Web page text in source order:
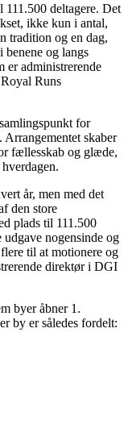
deltagere. Det
ikke kun i antal,
tradition og en dag,
og langs
er administrerende
Runs
for
Arrangementet skaber
fællesskab og glæde,
år, men med det
den store
plads til 111.500
nogensinde og
til at motionere og
direktør i DGI
byer åbner 1.
by er således fordelt: